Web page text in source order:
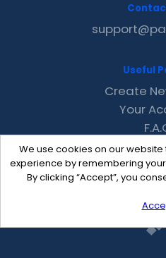
We use cookies on our
experience by remembering
By clicking “Accept”, you
Useful
Create
Your